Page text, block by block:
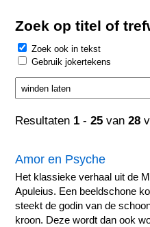
Zoek op titel of
Zoek ook in tekst
Gebruik jokertekens
Resultaten 1 -25 van28
Amor en Psyche
Het klassieke verhaal uit de
Apuleius. Een beeldschone
steekt de godin van de
kroon. Deze wordt dan ook